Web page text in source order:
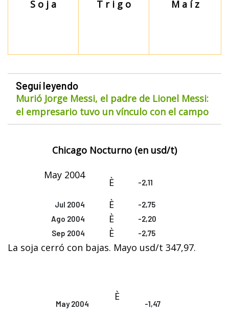
S o j a T r i g o M a í z
Seguí leyendo
Murió Jorge Messi, el padre de Lionel Messi:
el empresario tuvo un vínculo con el campo
Chicago Nocturno (en usd/t)
May 2004
È -2,11
Jul 2004 È
-2,75
Ago 2004
È
-2,20
Sep 2004
È -2,75
La soja cerró con bajas. Mayo usd/t 347,97.
May 2004
È
-1,47